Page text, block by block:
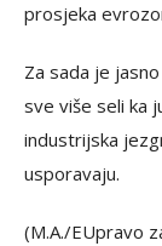
prosjeka
Za sada je
sve više seli ka
industrijska
usporavaju.
(M.A./EUpravo